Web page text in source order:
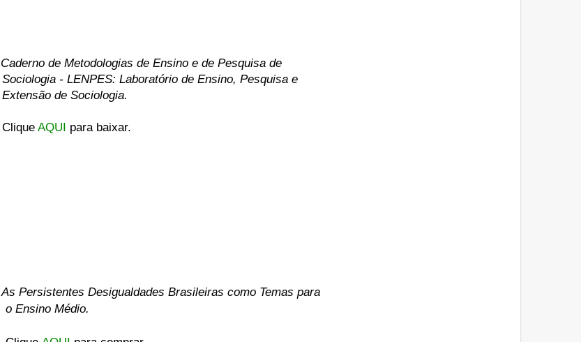
Caderno de Metodologias de Ensino e de Pesquisa de
Sociologia - LENPES: Laboratório de Ensino, Pesquisa e
Extensão de Sociologia.
CliqueAQUI para baixar.
As Persistentes Desigualdades Brasileiras como Temas para
o Ensino Médio.